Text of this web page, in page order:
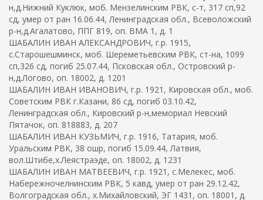
н,д.Нижний Куклюк, моб. Мензелинским РВК, с-т, 317 сп,92
сд, умер от ран 16.06.44, Ленинградская обл., Всеволожский
р-н,д.Агалатово, ППГ 819, оп. ВМА 1, д. 1
ШАБАЛИН ИВАН АЛЕКСАНДРОВИЧ, г.р. 1915,
с.Старошешминск, моб. Шереметьевским РВК, ст-на, 1099
сп,326 сд, погиб 25.07.44, Псковская обл., Островский р-
н,д.Логово, оп. 18002, д. 1201
ШАБАЛИН ИВАН ИВАНОВИЧ, г.р. 1921, Кировская обл., моб.
Советским РВК г.Казани, 86 сд, погиб 03.10.42,
Ленинградская обл., Кировский р-н,мемориал Невский
Пятачок, оп. 818883, д. 207
ШАБАЛИН ИВАН КУЗЬМИЧ, г.р. 1916, Татария, моб.
Уральским РВК, 38 ошр, погиб 15.09.44, Латвия,
вол.Штибе,х.Леястраэде, оп. 18002, д. 1231
ШАБАЛИН ИВАН МАТВЕЕВИЧ, г.р. 1921, с.Мелекес, моб.
Набережночелнинским РВК, 5 кавд, умер от ран 29.12.42,
Волгоградская обл., х.Михайловский, ЭГ 1431, оп. 18001, д.